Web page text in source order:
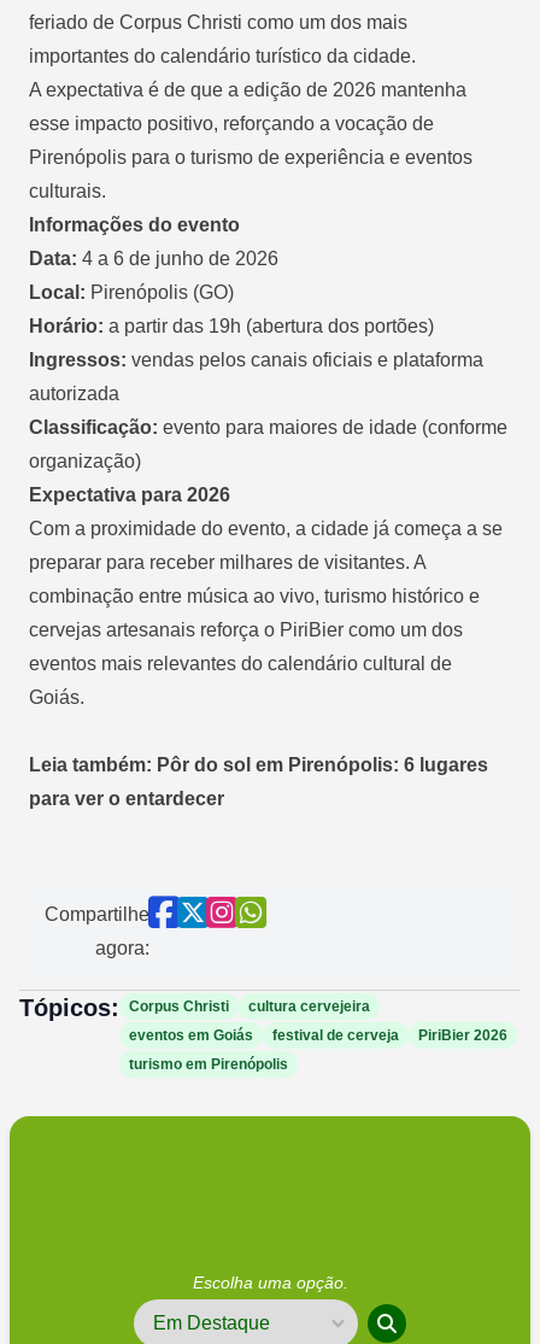
feriado de Corpus Christi como um dos mais
importantes do calendário turístico da cidade.
A expectativa é de que a edição de 2026 mantenha
esse impacto positivo, reforçando a vocação de
Pirenópolis para o turismo de experiência e eventos
culturais.
Informações do evento
Data: 4 a 6 de junho de 2026
Local: Pirenópolis (GO)
Horário: a partir das 19h (abertura dos portões)
Ingressos: vendas pelos canais oficiais e plataforma
autorizada
Classificação: evento para maiores de idade (conforme
organização)
Expectativa para 2026
Com a proximidade do evento, a cidade já começa a se
preparar para receber milhares de visitantes. A
combinação entre música ao vivo, turismo histórico e
cervejas artesanais reforça o PiriBier como um dos
eventos mais relevantes do calendário cultural de
Goiás.
Leia também: Pôr do sol em Pirenópolis: 6 lugares
para ver o entardecer
Compartilhe
agora:
Tópicos: Corpus Christi
cultura cervejeira
eventos em Goiás
festival de cerveja
PiriBier 2026
turismo em Pirenópolis
Escolha uma opção.